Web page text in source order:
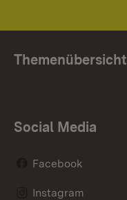
Themenübersicht
Social Media
Facebook
Instagram